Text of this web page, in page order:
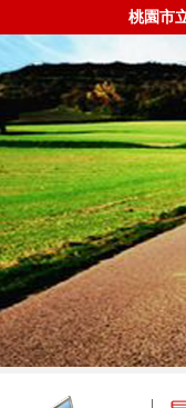
桃園市